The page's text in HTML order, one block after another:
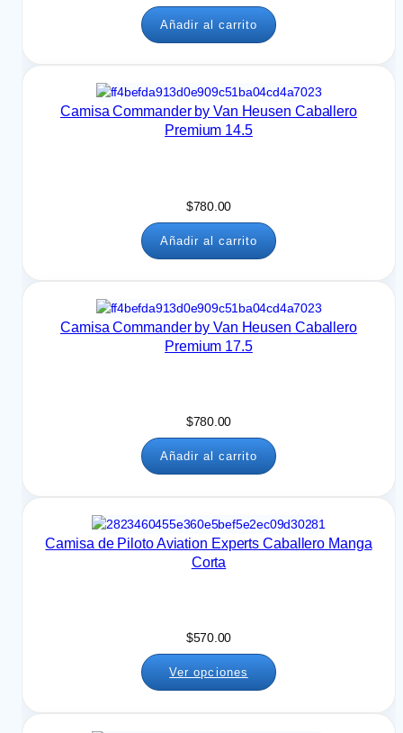
Añadir al carrito
Camisa Commander by Van Heusen Caballero
Premium 14.5
$780.00
Añadir al carrito
Camisa Commander by Van Heusen Caballero
Premium 17.5
$780.00
Añadir al carrito
Camisa de Piloto Aviation Experts Caballero Manga
Corta
$570.00
Ver opciones